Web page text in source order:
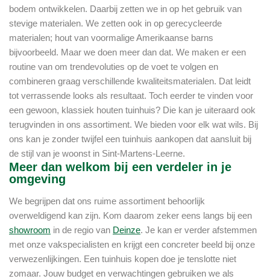
bodem ontwikkelen. Daarbij zetten we in op het gebruik van
stevige materialen. We zetten ook in op gerecycleerde
materialen; hout van voormalige Amerikaanse barns
bijvoorbeeld. Maar we doen meer dan dat. We maken er een
routine van om trendevoluties op de voet te volgen en
combineren graag verschillende kwaliteitsmaterialen. Dat leidt
tot verrassende looks als resultaat. Toch eerder te vinden voor
een gewoon, klassiek houten tuinhuis? Die kan je uiteraard ook
terugvinden in ons assortiment. We bieden voor elk wat wils. Bij
ons kan je zonder twijfel een tuinhuis aankopen dat aansluit bij
de stijl van je woonst in Sint-Martens-Leerne.
Meer dan welkom bij een verdeler in je
omgeving
We begrijpen dat ons ruime assortiment behoorlijk
overweldigend kan zijn. Kom daarom zeker eens langs bij een
showroom in de regio van Deinze. Je kan er verder afstemmen
met onze vakspecialisten en krijgt een concreter beeld bij onze
verwezenlijkingen. Een tuinhuis kopen doe je tenslotte niet
zomaar. Jouw budget en verwachtingen gebruiken we als